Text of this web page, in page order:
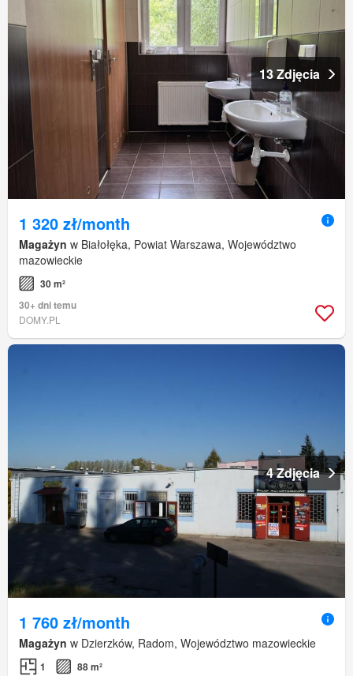
13 Zdjęcia
1 320 zł/month
Magażyn w Białołęka, Powiat Warszawa, Województwo
mazowieckie
30 m²
30+ dni temu
DOMY.PL
4 Zdjęcia
1 760 zł/month
Magażyn w Dzierzków, Radom, Województwo mazowieckie
1
88 m²